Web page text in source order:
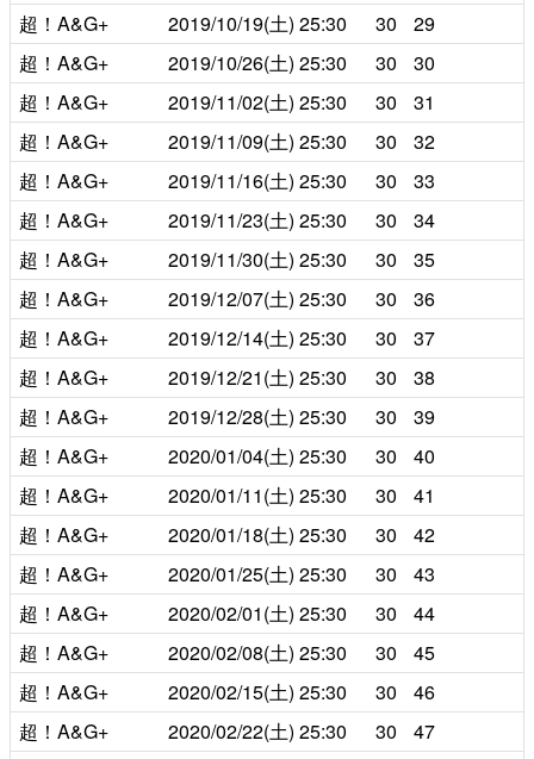
超！A&G+
2019/10/19(土) 25:30 30
29
超！A&G+
2019/10/26(土) 25:30 30
30
超！A&G+
2019/11/02(土) 25:30 30
31
超！A&G+
2019/11/09(土) 25:30 30
32
超！A&G+
2019/11/16(土) 25:30 30
33
超！A&G+
2019/11/23(土) 25:30 30
34
超！A&G+
2019/11/30(土) 25:30 30
35
超！A&G+
2019/12/07(土) 25:30 30
36
超！A&G+
2019/12/14(土) 25:30 30
37
超！A&G+
2019/12/21(土) 25:30 30
38
超！A&G+
2019/12/28(土) 25:30 30
39
超！A&G+
2020/01/04(土) 25:30 30
40
超！A&G+
2020/01/11(土) 25:30 30
41
超！A&G+
2020/01/18(土) 25:30 30
42
超！A&G+
2020/01/25(土) 25:30 30
43
超！A&G+
2020/02/01(土) 25:30 30
44
超！A&G+
2020/02/08(土) 25:30 30
45
超！A&G+
2020/02/15(土) 25:30 30
46
超！A&G+
2020/02/22(土) 25:30 30
47